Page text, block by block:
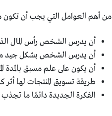
من أهم العوامل التي يجب أن
أن يدرس الشخص رأس المال الذي
أن يدرس الشخص بشكل جيد
أن يكون على علم مسبق بالمدة
طريقة تسويق المنتجات لها أثر
الفكرة الجديدة دائمًا ما